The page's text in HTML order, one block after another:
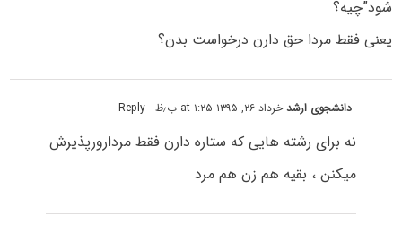
شود”چیه؟
یعنی فقط مردا حق دارن درخواست بدن؟
دانشجوی ارشدخرداد ۲۶, ۱۳۹۵ at ۱:۲۵ ب٫ظ - Reply
نه برای رشته هایی که ستاره دارن فقط مردارورپذیرش
میکنن ، بقیه هم زن هم مرد